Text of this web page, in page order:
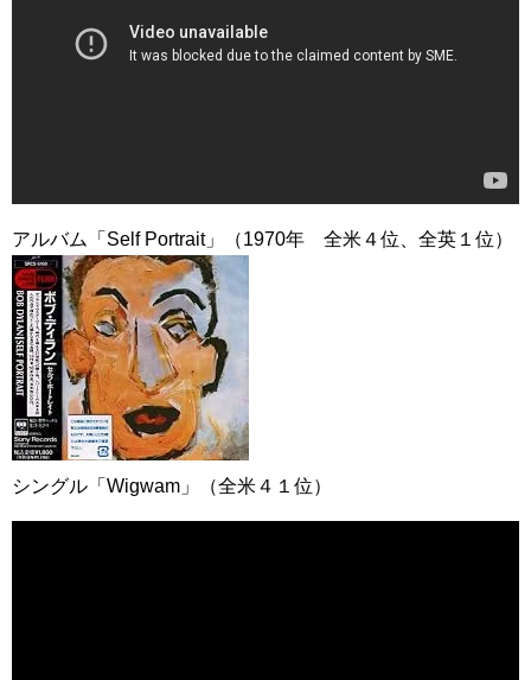
アルバム「Self Portrait」（1970年 全米４位、全英１位）
シングル「Wigwam」（全米４１位）